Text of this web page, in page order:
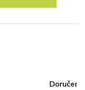
Doručení